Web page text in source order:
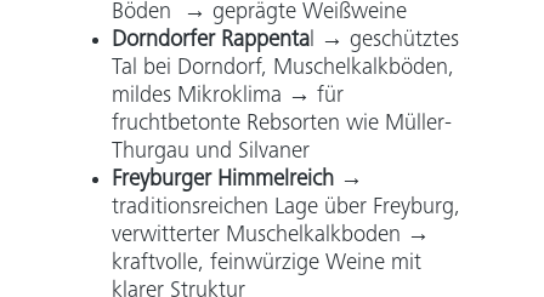
Böden → geprägte Weißweine
Dorndorfer Rappental → geschütztes
Tal bei Dorndorf, Muschelkalkböden,
mildes Mikroklima → für
fruchtbetonte Rebsorten wie Müller-
Thurgau und Silvaner
Freyburger Himmelreich →
traditionsreichen Lage über Freyburg,
verwitterter Muschelkalkboden →
kraftvolle, feinwürzige Weine mit
klarer Struktur